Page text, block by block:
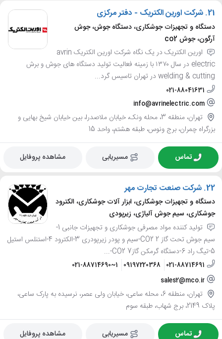
21. شرکت اورین الکتریک - دفتر مرکزی
دستگاه و تجهیزات جوشکاری، دستگاه جوش، جوش
آرگون، جوش co2
اورین الکتریک در یک نگاه شرکت اورین الکتریک avrin
electric در سال ۱۳۷۰ با زمینه فعالیت تولید دستگاه هاى جوش و برش
welding & cutting در تهران تاسیس گرد...
021-88041631
info@avrinelectric.com
تهران، منطقه 3، محله ونک، خیابان ملاصدرا، بین خیابان شیخ بهایی و
بزرگراه چمران، برج ونوس، طبقه هشتم، واحد 15
تماس مسیریابی مشاهده پروفایل
22. شرکت صنعت تجارت مهر
دستگاه و تجهیزات جوشکاری، ابزار آلات جوشکاری، الکترود
جوشکاری، سیم جوش آلیاژی، زیرپودی
تولید کننده مواد مصرفی جوشکاری و تجهیزات جانبی 1-
سیم جوش تحت گاز CO2 2-سیم و پودر زیرپودری 3-الکترود 4-استنلس استیل
5-تیگ راد 6-دستگاه گرمکن گازCO2 7-...
021-88714691
09197220368
021-88714690~1
sales2@mco.ir
تهران، منطقه 6، محله ساعی، خیابان ولی عصر، نرسیده به پارک ساعی،
پلاک 2149، برج شهاب، طبقه سوم
تماس مسیریابی مشاهده پروفایل